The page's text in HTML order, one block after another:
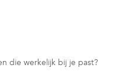
die werkelijk bij je past?